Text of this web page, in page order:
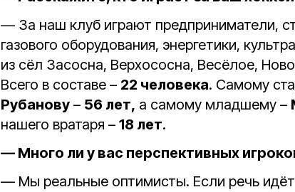
— За наш клуб играют предприниматели,
газового оборудования, энергетики,
из сёл Засосна, Верхососна, Весёлое,
Всего в составе – 22 человека. Самому
Рубанову – 56 лет, а самому младшему –
нашего вратаря – 18 лет.
— Много ли у вас перспективных
— Мы реальные оптимисты. Если речь